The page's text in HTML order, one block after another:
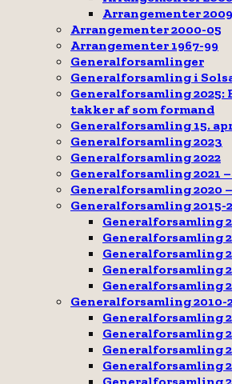
Arrangementer 2009
Arrangementer 2000-05
Arrangementer 1967-99
Generalforsamlinger
Generalforsamling i
Generalforsamling 2025:
takker af som formand
Generalforsamling 15.
Generalforsamling 2023
Generalforsamling 2022
Generalforsamling 2021
Generalforsamling 2020
Generalforsamling 2015-
Generalforsamling
Generalforsamling
Generalforsamling
Generalforsamling
Generalforsamling
Generalforsamling 2010-
Generalforsamling
Generalforsamling
Generalforsamling
Generalforsamling